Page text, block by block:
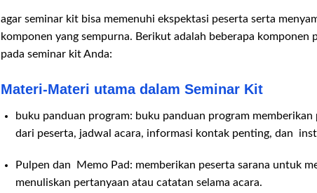
agar seminar kit bisa memenuhi ekspektasi peserta serta
komponen yang sempurna. Berikut adalah beberapa
pada seminar kit Anda:
Materi-Materi utama dalam Seminar Kit
buku panduan program: buku panduan program
dari peserta, jadwal acara, informasi kontak penting, dan
Pulpen dan Memo Pad: memberikan peserta sarana untuk
menuliskan pertanyaan atau catatan selama acara.